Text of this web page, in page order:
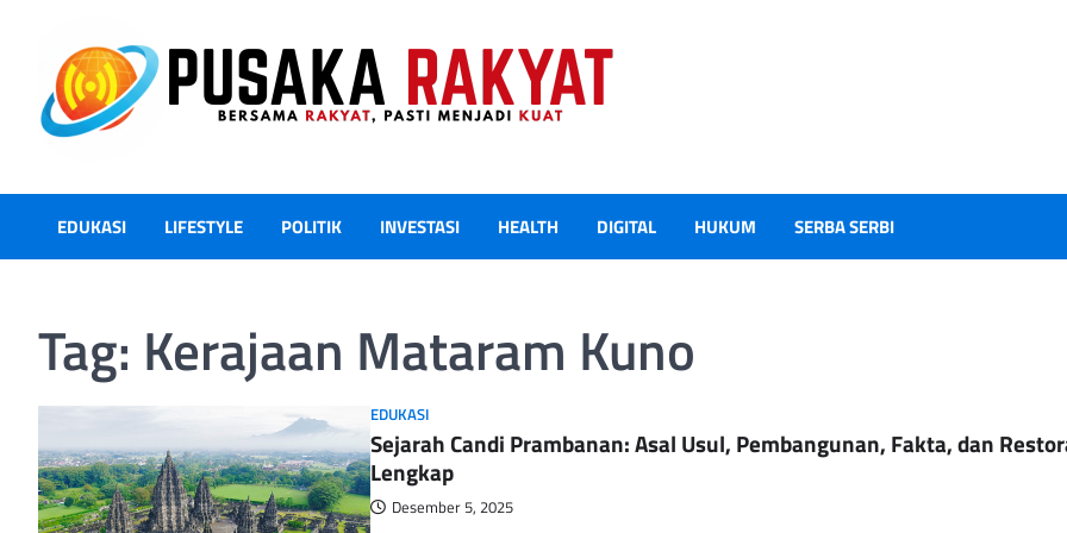
content
EDUKASI LIFESTYLE POLITIK INVESTASI HEALTH DIGITAL HUKUM SERBA SERBI
Tag: Kerajaan Mataram Kuno
EDUKASI
Sejarah Candi Prambanan: Asal Usul, Pembangunan, Fakta, dan
Lengkap
Desember 5, 2025